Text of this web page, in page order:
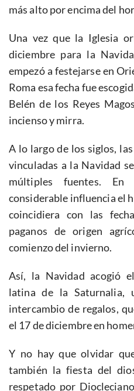
más alto por encima del
Una vez que la Iglesia
diciembre para la
empezó a festejarse en
Roma esa fecha fue
Belén de los Reyes
incienso y mirra.
A lo largo de los siglos,
vinculadas a la Navidad
múltiples fuentes. En
considerable influencia el
coincidiera con las
paganos de origen
comienzo del invierno.
Así, la Navidad acogió
latina de la Saturnalia,
intercambio de regalos,
el 17 de diciembre en
Y no hay que olvidar
también la fiesta del
respetado por